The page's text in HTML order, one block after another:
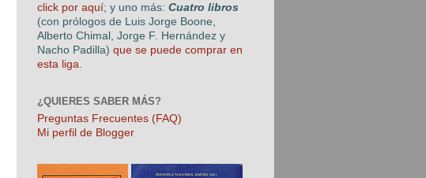
click por aquí; y uno más: Cuatro libros
(con prólogos de Luis Jorge Boone,
Alberto Chimal, Jorge F. Hernández y
Nacho Padilla) que se puede comprar en
esta liga
¿QUIERES SABER MÁS?
Preguntas Frecuentes (FAQ)
Mi perfil de Blogger